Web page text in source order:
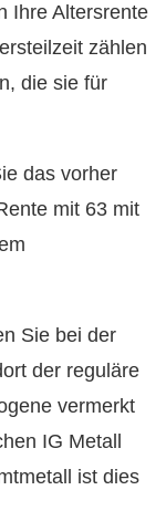
Ihre Altersrente
zählen
die sie für
das vorher
mit 63 mit
Sie bei der
der reguläre
vermerkt
IG Metall
ist dies